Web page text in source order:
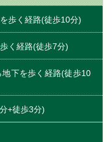
歩く経路(徒歩10分)
く経路(徒歩7分)
下を歩く経路(徒歩10
+徒歩3分)